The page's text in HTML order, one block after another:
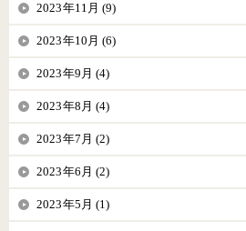
2023年11月 (9)
2023年10月 (6)
2023年9月 (4)
2023年8月 (4)
2023年7月 (2)
2023年6月 (2)
2023年5月 (1)